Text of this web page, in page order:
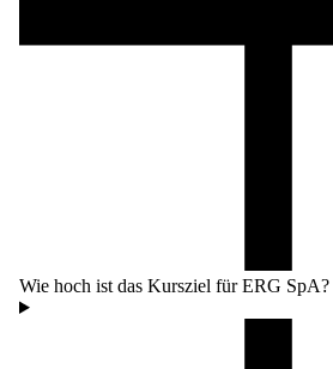
Wie hoch ist das Kursziel für ERG SpA?